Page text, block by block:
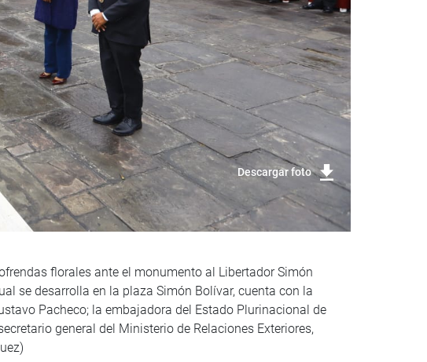
Descargar foto
florales ante el monumento al Libertador Simón
se desarrolla en la plaza Simón Bolívar, cuenta con la
Pacheco; la embajadora del Estado Plurinacional de
general del Ministerio de Relaciones Exteriores,